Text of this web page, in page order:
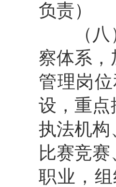
负责）
（八）
察体系
管理岗
设，重点
执法机构
比赛竞
职业，